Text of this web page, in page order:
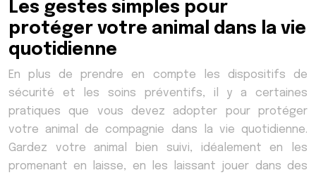
Les gestes simples pour
protéger votre animal dans la vie
quotidienne
En plus de prendre en compte les dispositifs de
sécurité et les soins préventifs, il y a certaines
pratiques que vous devez adopter pour protéger
votre animal de compagnie dans la vie quotidienne.
Gardez votre animal bien suivi, idéalement en les
promenant en laisse, en les laissant jouer dans des